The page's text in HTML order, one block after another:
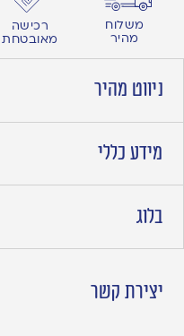
משלוח
מהיר
רכישה
מאובטחת
ניווט מהיר
מידע כללי
בלוג
יצירת קשר